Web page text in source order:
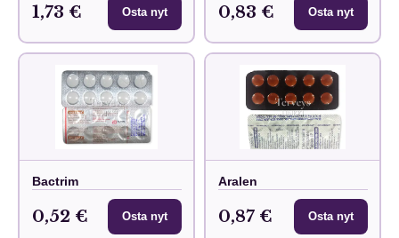
1,73 € Osta nyt 0,83 € Osta nyt
Bactrim
0,52 € Osta nyt
Aralen
0,87 € Osta nyt